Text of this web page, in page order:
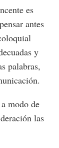
es
antes
y
palabras,
modo de
las